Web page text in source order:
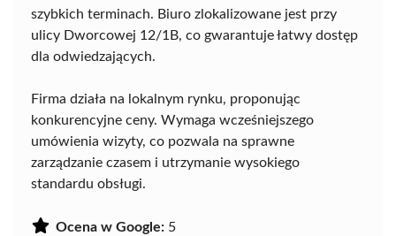
szybkich terminach. Biuro zlokalizowane jest przy
ulicy Dworcowej 12/1B, co gwarantuje łatwy dostęp
dla odwiedzających.
Firma działa na lokalnym rynku, proponując
konkurencyjne ceny. Wymaga wcześniejszego
umówienia wizyty, co pozwala na sprawne
zarządzanie czasem i utrzymanie wysokiego
standardu obsługi.
Ocena w Google: 5